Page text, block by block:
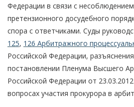
Федерации в связи с
претензионного досудебного
спора с ответчиками. Суды
125, 126 Арбитражного
Российской Федерации,
постановлении Пленума Высшего
Российской Федерации от
вопросах участия прокурора в